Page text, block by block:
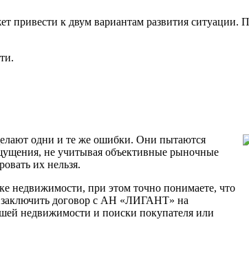
к двум вариантам развития
одни и те же ошибки. Они пытаются
не учитывая объективные рыночные
их нельзя.
недвижимости, при этом точно понимаете, что
заключить договор с АН «ЛИГАНТ» на
недвижимости и поиски покупателя или